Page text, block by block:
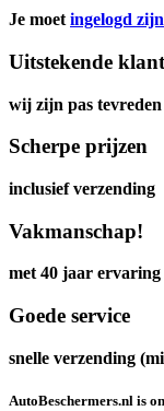
Je moet ingelogd zijn
Uitstekende
wij zijn pas
Scherpe prijzen
inclusief verzending
Vakmanschap!
met 40 jaar ervaring
Goede service
snelle verzending
AutoBeschermers.nl is